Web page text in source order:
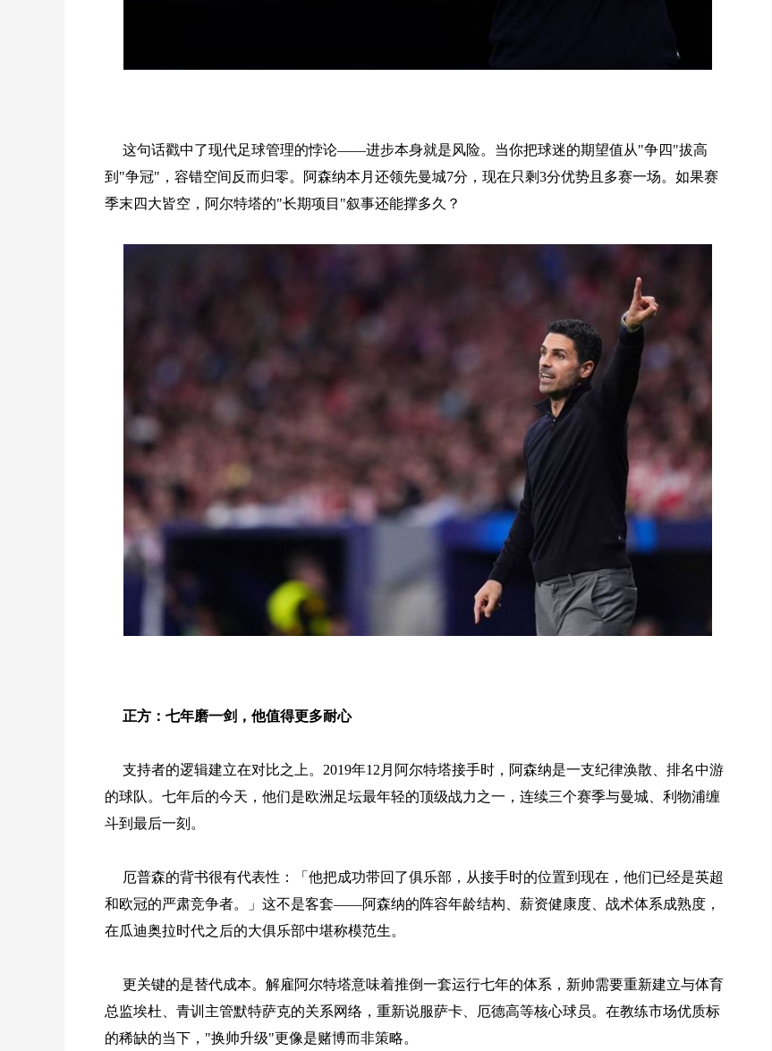
这句话戳中了现代足球管理的悖论——进步本身就是风险。当你把球迷的期望值从"争四"拔高
到"争冠"，容错空间反而归零。阿森纳本月还领先曼城7分，现在只剩3分优势且多赛一场。如果赛
季末四大皆空，阿尔特塔的"长期项目"叙事还能撑多久？
正方：七年磨一剑，他值得更多耐心
支持者的逻辑建立在对比之上。2019年12月阿尔特塔接手时，阿森纳是一支纪律涣散、排名中游
的球队。七年后的今天，他们是欧洲足坛最年轻的顶级战力之一，连续三个赛季与曼城、利物浦缠
斗到最后一刻。
厄普森的背书很有代表性：「他把成功带回了俱乐部，从接手时的位置到现在，他们已经是英超
和欧冠的严肃竞争者。」这不是客套——阿森纳的阵容年龄结构、薪资健康度、战术体系成熟度，
在瓜迪奥拉时代之后的大俱乐部中堪称模范生。
更关键的是替代成本。解雇阿尔特塔意味着推倒一套运行七年的体系，新帅需要重新建立与体育
总监埃杜、青训主管默特萨克的关系网络，重新说服萨卡、厄德高等核心球员。在教练市场优质标
的稀缺的当下，"换帅升级"更像是赌博而非策略。